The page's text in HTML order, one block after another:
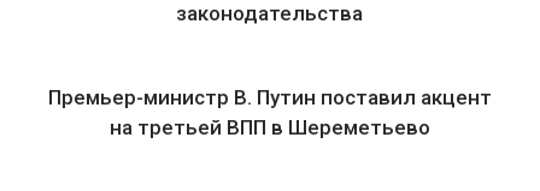
законодательства
Премьер-министр В. Путин поставил акцент
на третьей ВПП в Шереметьево